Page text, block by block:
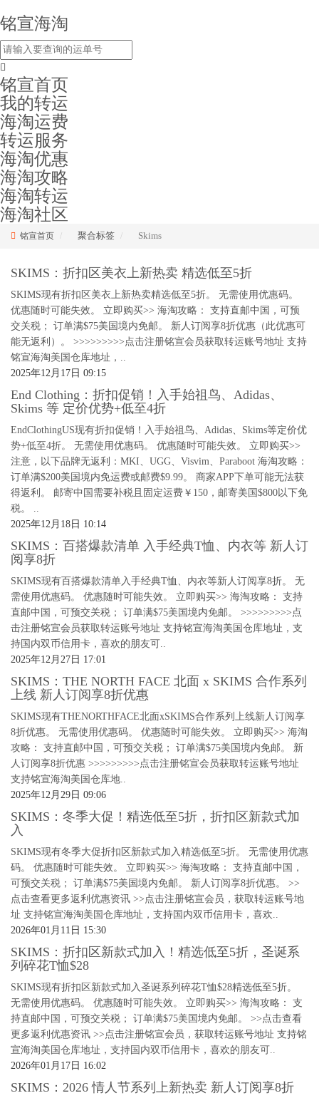
铭宣海淘
铭宣首页
我的转运
海淘运费
转运服务
海淘优惠
海淘攻略
海淘转运
海淘社区
铭宣首页 聚合标签 Skims
SKIMS：折扣区美衣上新热卖 精选低至5折
SKIMS现有折扣区美衣上新热卖精选低至5折。 无需使用优惠码。
优惠随时可能失效。 立即购买>> 海淘攻略： 支持直邮中国，可预
交关税； 订单满$75美国境内免邮。 新人订阅享8折优惠（此优惠可
能无返利）。 >>>>>>>>>点击注册铭宣会员获取转运账号地址 支持
铭宣海淘美国仓库地址，..
2025年12月17日 09:15
End Clothing：折扣促销！入手始祖鸟、Adidas、
Skims 等 定价优势+低至4折
EndClothingUS现有折扣促销！入手始祖鸟、Adidas、Skims等定价优
势+低至4折。 无需使用优惠码。 优惠随时可能失效。 立即购买>>
注意，以下品牌无返利：MKI、UGG、Visvim、Paraboot 海淘攻略：
订单满$200美国境内免运费或邮费$9.99。 商家APP下单可能无法获
得返利。 邮寄中国需要补税且固定运费￥150，邮寄美国$800以下免
税。 ..
2025年12月18日 10:14
SKIMS：百搭爆款清单 入手经典T恤、内衣等 新人订
阅享8折
SKIMS现有百搭爆款清单入手经典T恤、内衣等新人订阅享8折。 无
需使用优惠码。 优惠随时可能失效。 立即购买>> 海淘攻略： 支持
直邮中国，可预交关税； 订单满$75美国境内免邮。 >>>>>>>>>点
击注册铭宣会员获取转运账号地址 支持铭宣海淘美国仓库地址，支
持国内双币信用卡，喜欢的朋友可..
2025年12月27日 17:01
SKIMS：THE NORTH FACE 北面 x SKIMS 合作系列
上线 新人订阅享8折优惠
SKIMS现有THENORTHFACE北面xSKIMS合作系列上线新人订阅享
8折优惠。 无需使用优惠码。 优惠随时可能失效。 立即购买>> 海淘
攻略： 支持直邮中国，可预交关税； 订单满$75美国境内免邮。 新
人订阅享8折优惠 >>>>>>>>>点击注册铭宣会员获取转运账号地址
支持铭宣海淘美国仓库地..
2025年12月29日 09:06
SKIMS：冬季大促！精选低至5折，折扣区新款式加
入
SKIMS现有冬季大促折扣区新款式加入精选低至5折。 无需使用优惠
码。 优惠随时可能失效。 立即购买>> 海淘攻略： 支持直邮中国，
可预交关税； 订单满$75美国境内免邮。 新人订阅享8折优惠。 >>
点击查看更多返利优惠资讯 >>点击注册铭宣会员，获取转运账号地
址 支持铭宣海淘美国仓库地址，支持国内双币信用卡，喜欢..
2026年01月11日 15:30
SKIMS：折扣区新款式加入！精选低至5折，圣诞系
列碎花T恤$28
SKIMS现有折扣区新款式加入圣诞系列碎花T恤$28精选低至5折。
无需使用优惠码。 优惠随时可能失效。 立即购买>> 海淘攻略： 支
持直邮中国，可预交关税； 订单满$75美国境内免邮。 >>点击查看
更多返利优惠资讯 >>点击注册铭宣会员，获取转运账号地址 支持铭
宣海淘美国仓库地址，支持国内双币信用卡，喜欢的朋友可..
2026年01月17日 16:02
SKIMS：2026 情人节系列上新热卖 新人订阅享8折